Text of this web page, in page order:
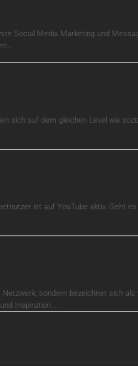
Social Media Marketing und
sich auf dem gleichen Level wie
ist auf YouTube aktiv. Geht
sondern bezeichnet sich als
Inspiration.…